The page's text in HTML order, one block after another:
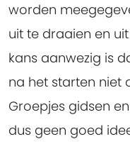
worden
uit te draaien en
kans aanwezig is
na het starten niet
Groepjes gidsen
dus geen goed